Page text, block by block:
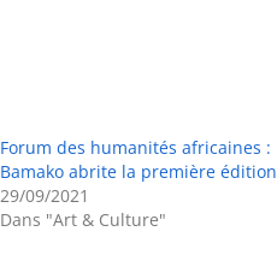
Forum des humanités africaines :
Bamako abrite la première édition
29/09/2021
Dans "Art & Culture"